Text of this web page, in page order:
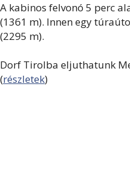
A kabinos felvonó 5 perc
(1361 m). Innen egy
(2295 m).
Dorf Tirolba eljuthatunk
(részletek)